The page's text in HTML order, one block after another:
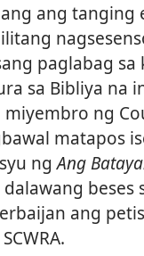
ang
paglabag
sa Bibliya na
ng
matapos
ngAng
beses
ang